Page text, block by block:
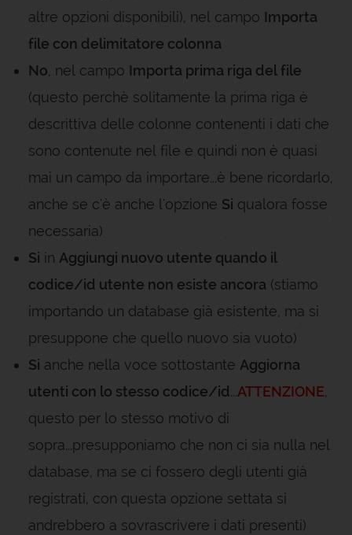
altre opzioni disponibili), nel campo Importa
file con delimitatore colonna
No , nel campo Importa prima riga del file
(questo perchè solitamente la prima riga è
descrittiva delle colonne contenenti i dati che
sono contenute nel file e quindi non è quasi
mai un campo da importare...è bene ricordarlo,
anche se c'è anche l'opzione Si qualora fosse
necessaria)
Si in Aggiungi nuovo utente quando il
codice/id utente non esiste ancora (stiamo
importando un database già esistente, ma si
presuppone che quello nuovo sia vuoto)
Si anche nella voce sottostante Aggiorna
utenti con lo stesso codice/id ...ATTENZIONE
questo per lo stesso motivo di
sopra...presupponiamo che non ci sia nulla nel
database, ma se ci fossero degli utenti già
registrati, con questa opzione settata si
andrebbero a sovrascrivere i dati presenti)